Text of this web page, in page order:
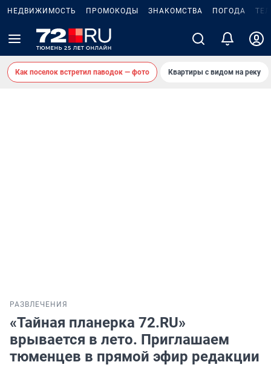
НЕДВИЖИМОСТЬ ПРОМОКОДЫ ЗНАКОМСТВА ПОГОДА
Как поселок встретил паводок — фото Квартиры с видом на реку
РАЗВЛЕЧЕНИЯ
«Тайная планерка 72.RU»
врывается в лето. Приглашаем
тюменцев в прямой эфир редакции